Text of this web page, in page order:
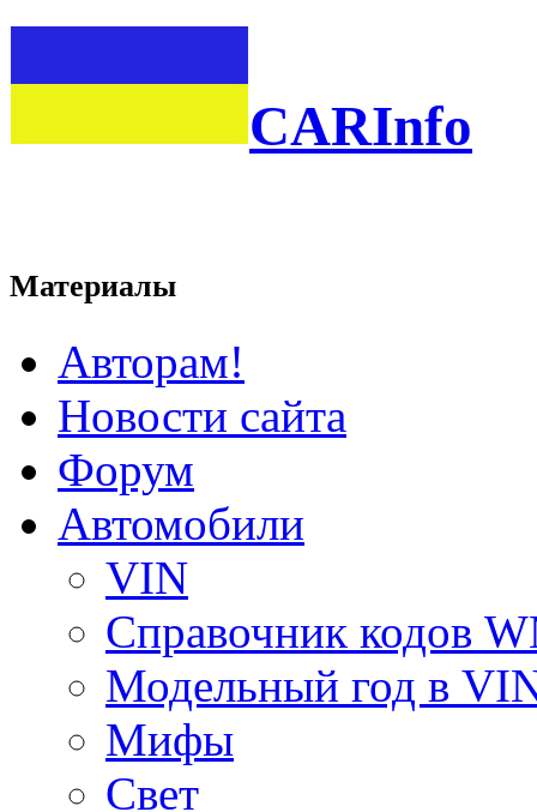
CARInfo
Материалы
Авторам!
Новости сайта
Форум
Автомобили
VIN
Справочник кодов
Модельный год в
Мифы
Свет